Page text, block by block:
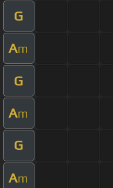
G
Am
G
Am
G
Am